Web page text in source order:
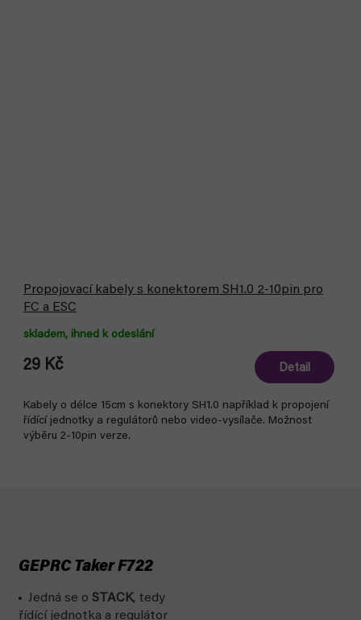
Propojovací kabely s konektorem SH1.0 2-10pin pro
FC a ESC
skladem, ihned k odeslání
29 Kč Detail
Kabely o délce 15cm s konektory SH1.0 například k propojení
řídící jednotky a regulátorů nebo video-vysílače. Možnost
výběru 2-10pin verze.
GEPRC Taker F722
Jedná se o STACK, tedy
řídící jednotka a regulátor